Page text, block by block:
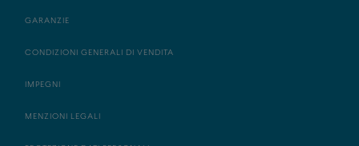
GARANZIE
CONDIZIONI GENERALI DI VENDITA
IMPEGNI
MENZIONI LEGALI